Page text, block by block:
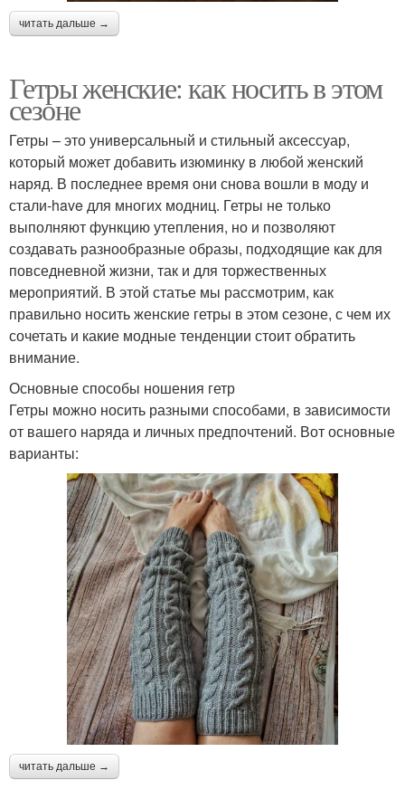
читать дальше →
Гетры женские: как носить в этом
сезоне
Гетры – это универсальный и стильный аксессуар,
который может добавить изюминку в любой женский
наряд. В последнее время они снова вошли в моду и
стали-have для многих модниц. Гетры не только
выполняют функцию утепления, но и позволяют
создавать разнообразные образы, подходящие как для
повседневной жизни, так и для торжественных
мероприятий. В этой статье мы рассмотрим, как
правильно носить женские гетры в этом сезоне, с чем их
сочетать и какие модные тенденции стоит обратить
внимание.
Основные способы ношения гетр
Гетры можно носить разными способами, в зависимости
от вашего наряда и личных предпочтений. Вот основные
варианты:
читать дальше →